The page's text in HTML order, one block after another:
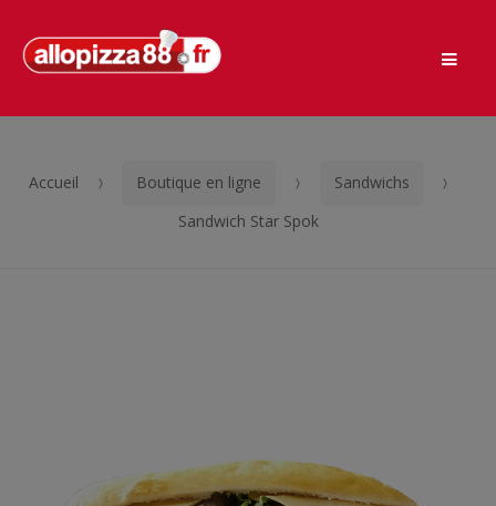
Passer
Aller
Accueil Boutique en ligne
Sandwichs
Sandwich Star Spok